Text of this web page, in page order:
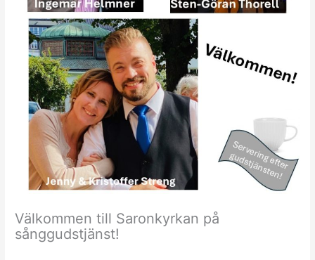
Välkommen till Saronkyrkan på
sånggudstjänst!